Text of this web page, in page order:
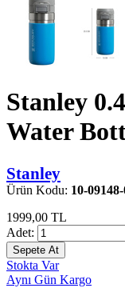
Stanley
Water
Stanley
Ürün Kodu: 10-
1999,00 TL
Adet:
Stokta Var
Aynı Gün Kargo